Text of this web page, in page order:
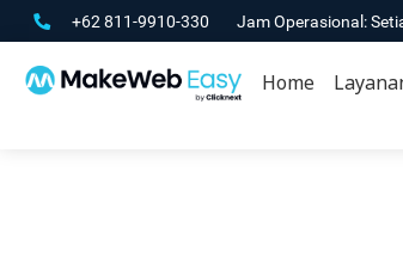
+62 811-9910-330 Jam Operasional:
Home